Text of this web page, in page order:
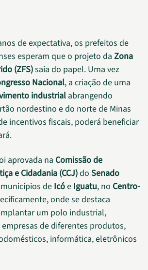
de expectativa, os prefeitos de
esperam que o projeto da Zona
(ZFS)saia do papel. Uma vez
Nacional, a criação de uma
industrial abrangendo
nordestino e do norte de Minas
incentivos fiscais, poderá beneficiar
aprovada na Comissão de
e Cidadania (CCJ)do Senado
de Icóe Iguatu, no Centro-
onde se destaca
um polo industrial,
de diferentes produtos,
informática, eletrônicos